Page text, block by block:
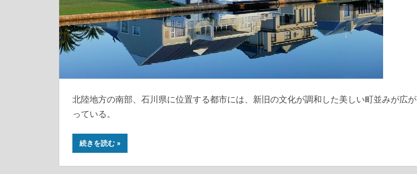
北陸地方の南部、石川県に位置する都市には、新旧の文化が調和した美しい町並みが広が
っている。
続きを読む